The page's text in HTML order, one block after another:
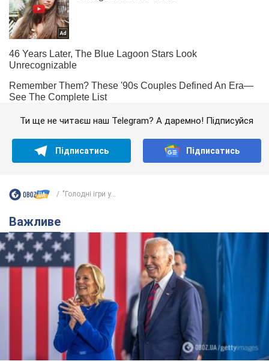
Ти ще не читаєш наш Telegram? А даремно! Підписуйся
Підписатись Підписатись
"Голодні ігри у...
Важливе